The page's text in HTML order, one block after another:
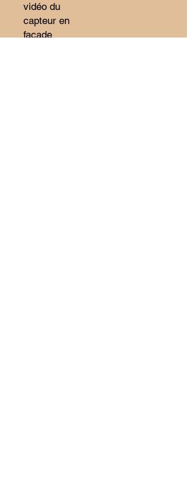
vidéo du
capteur en
façade